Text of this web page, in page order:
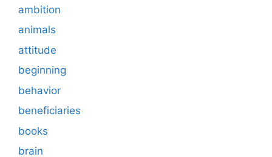
ambition
animals
attitude
beginning
behavior
beneficiaries
books
brain